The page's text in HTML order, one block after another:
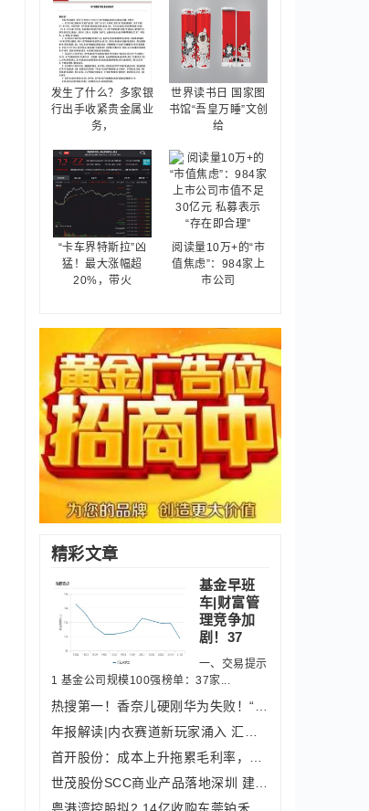
发生了什么？多家银
行出手收紧贵金属业
务，
世界读书日 国家图
书馆“吾皇万睡”文创
给
“卡车界特斯拉”凶
猛！最大涨幅超
20%，带火
阅读量10万+的“市
值焦虑”：984家上
市公司
精彩文章
基金早班
车|财富管
理竞争加
剧！37
一、交易提示
1 基金公司规模100强榜单：37家...